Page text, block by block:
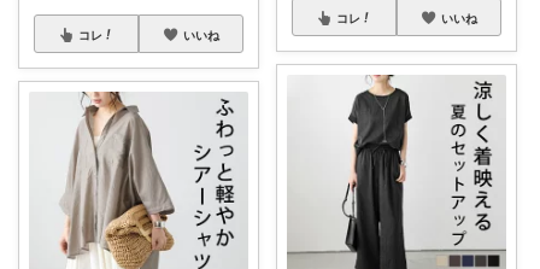
コレ いいね
コレ いいね